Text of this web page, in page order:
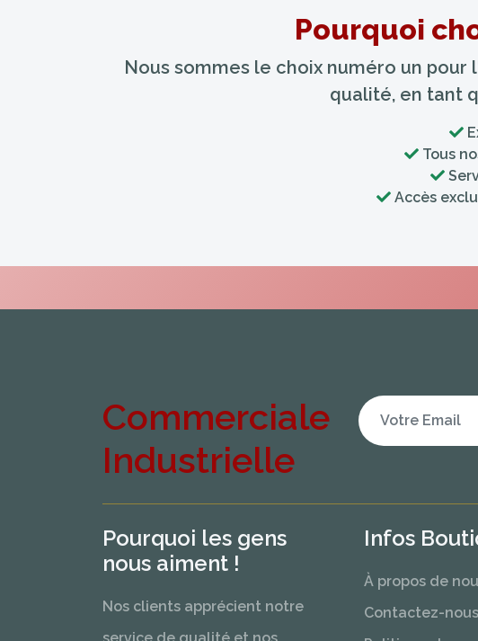
Pourquoi
Nous sommes le choix numéro un
qualité, en tant
Tous
Accès
Commerciale
Industrielle
Pourquoi les gens
nous aiment !
Nos clients apprécient notre
Infos
À propos de
Contactez-nous